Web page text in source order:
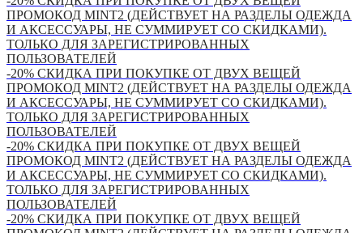
ПРОМОКОД MINT2 (ДЕЙСТВУЕТ НА РАЗДЕЛЫ ОДЕЖДА
И АКСЕССУАРЫ, НЕ СУММИРУЕТ СО СКИДКАМИ).
ТОЛЬКО ДЛЯ ЗАРЕГИСТРИРОВАННЫХ
ПОЛЬЗОВАТЕЛЕЙ
-20% СКИДКА ПРИ ПОКУПКЕ ОТ ДВУХ ВЕЩЕЙ
ПРОМОКОД MINT2 (ДЕЙСТВУЕТ НА РАЗДЕЛЫ ОДЕЖДА
И АКСЕССУАРЫ, НЕ СУММИРУЕТ СО СКИДКАМИ).
ТОЛЬКО ДЛЯ ЗАРЕГИСТРИРОВАННЫХ
ПОЛЬЗОВАТЕЛЕЙ
-20% СКИДКА ПРИ ПОКУПКЕ ОТ ДВУХ ВЕЩЕЙ
ПРОМОКОД MINT2 (ДЕЙСТВУЕТ НА РАЗДЕЛЫ ОДЕЖДА
И АКСЕССУАРЫ, НЕ СУММИРУЕТ СО СКИДКАМИ).
ТОЛЬКО ДЛЯ ЗАРЕГИСТРИРОВАННЫХ
ПОЛЬЗОВАТЕЛЕЙ
-20% СКИДКА ПРИ ПОКУПКЕ ОТ ДВУХ ВЕЩЕЙ